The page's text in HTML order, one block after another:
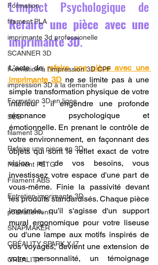
Formation
filament PLA
imprimante 3d professionelle
SCANNER 3D
Formation à l'impression 3D CPF
impression 3D à la demande
Formation 3D en ligne.
SEO
filament 3D
Refaire une piece en 3D
Filament PETG
Filament ABS
Entretien imprimante 3D
postraitement
SNAPMAKER
CRÉALITY SPARK X I7
CREALITY
Refaire une pièce avec une
imprimante 3D.
L'acte de refaire une pièce avec une
imprimante 3D ne se limite pas à une
simple transformation physique de votre
intérieur ; il engendre une profonde
résonance psychologique et
émotionnelle. En prenant le contrôle de
votre environnement, en façonnant des
objets qui sont le reflet exact de votre
vision et de vos besoins, vous
investissez votre espace d'une part de
vous-même. Finie la passivité devant
les produits standardisés. Chaque pièce
imprimée, qu'il s'agisse d'un support
mural ergonomique pour votre liseuse
ou d'une lampe aux motifs inspirés de
vos voyages, devient une extension de
votre personnalité, un témoignage